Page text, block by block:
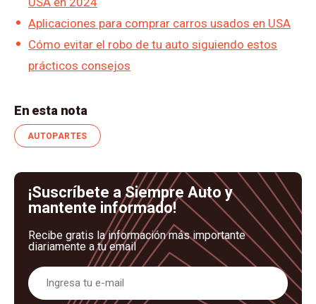
Aplicaciones para comprar carros usados en USA
Cómo evitar el robo de tu auto siguiendo estos
prácticos consejos
En esta nota
AUTOPARTES
¡Suscríbete a Siempre Auto y
mantente informado!
Recibe gratis la información más importante
diariamente a tu email